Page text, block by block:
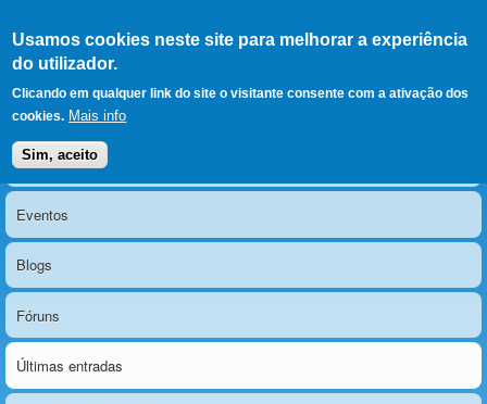
Usamos cookies neste site para melhorar a experiência
do utilizador.
Clicando em qualquer link do site o visitante consente com a ativação dos
cookies. Mais info
Sim, aceito
LERPARAVER , ir para a
página principal
O portal da visão diferente
Menu principal
Notícias
Eventos
Blogs
Fóruns
Últimas entradas